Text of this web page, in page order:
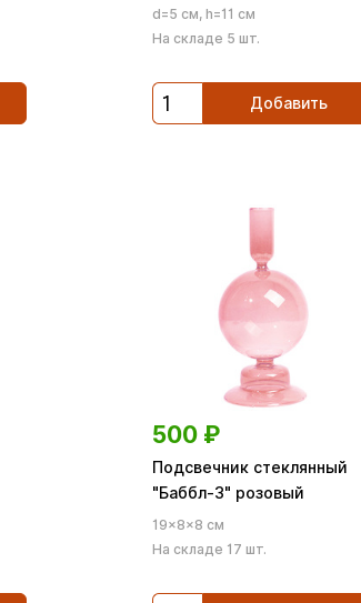
d=5 см, h=11 см
На складе 5 шт.
Добавить
500 ₽
Подсвечник стеклянный
"Баббл-3" розовый
19×8×8 см
На складе 17 шт.